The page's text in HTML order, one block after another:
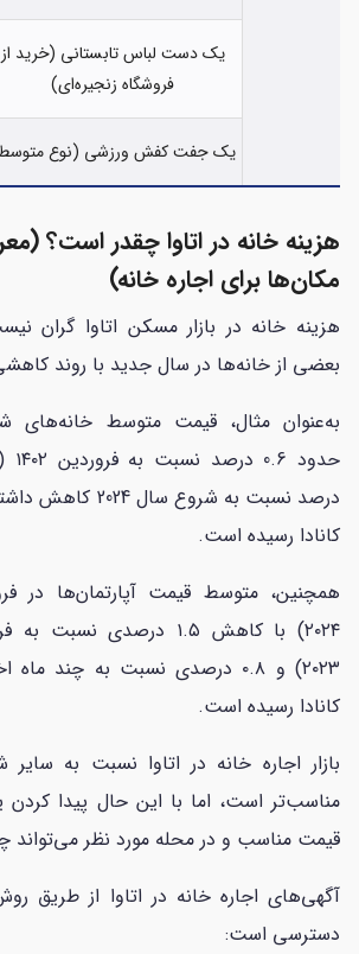
یک دست لباس تابستانی (خرید از
فروشگاه زنجیره‌ای)
یک جفت کفش ورزشی (نوع
هزینه خانه در اتاوا چقدر است؟
مکان‌ها برای اجاره خانه)
هزینه خانه در بازار مسکن اتاوا گران
بعضی از خانه‌ها در سال جدید با روند
کانادا رسیده است.
کانادا رسیده است.
بازار اجاره خانه در اتاوا نسبت به سایر
مناسب‌تر است، اما با این حال پیدا
قیمت مناسب و در محله مورد نظر می‌تواند
آگهی‌های اجاره خانه در اتاوا از طریق
دسترسی است: